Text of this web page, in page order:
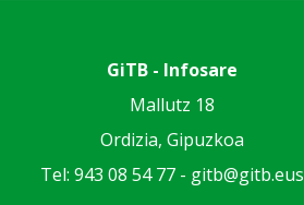
GiTB - Infosare
Mallutz 18
Ordizia, Gipuzkoa
Tel: 943 08 54 77 - gitb@gitb.eus